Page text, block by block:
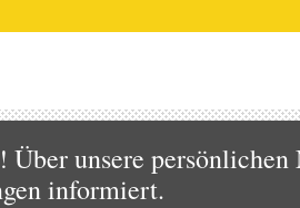
Über unsere
informiert.